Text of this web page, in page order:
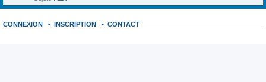
CONNEXION • INSCRIPTION • CONTACT